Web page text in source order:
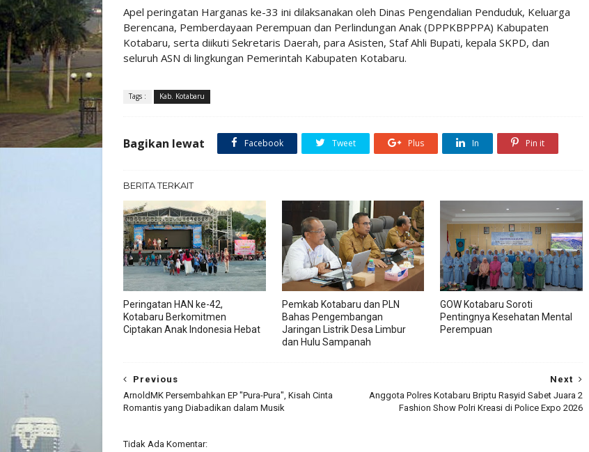
Apel peringatan Harganas ke-33 ini dilaksanakan oleh Dinas Pengendalian Penduduk, Keluarga
Berencana, Pemberdayaan Perempuan dan Perlindungan Anak (DPPKBPPPA) Kabupaten
Kotabaru, serta diikuti Sekretaris Daerah, para Asisten, Staf Ahli Bupati, kepala SKPD, dan
seluruh ASN di lingkungan Pemerintah Kabupaten Kotabaru.
Tags : Kab. Kotabaru
Bagikan lewat Facebook Tweet Plus In Pin it
BERITA TERKAIT
Peringatan HAN ke-42,
Kotabaru Berkomitmen
Ciptakan Anak Indonesia Hebat
Pemkab Kotabaru dan PLN
Bahas Pengembangan
Jaringan Listrik Desa Limbur
dan Hulu Sampanah
GOW Kotabaru Soroti
Pentingnya Kesehatan Mental
Perempuan
Next
Anggota Polres Kotabaru Briptu Rasyid Sabet Juara 2
Fashion Show Polri Kreasi di Police Expo 2026
Previous
ArnoldMK Persembahkan EP "Pura-Pura", Kisah Cinta
Romantis yang Diabadikan dalam Musik
Tidak Ada Komentar: